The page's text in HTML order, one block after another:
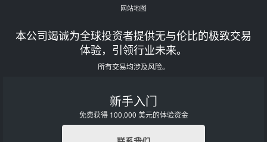
网站地图
本公司竭诚为全球投资者提供无与伦比的极致交易
体验，引领行业未来。
所有交易均涉及风险。
新手入门
免费获得 100,000 美元的体验资金